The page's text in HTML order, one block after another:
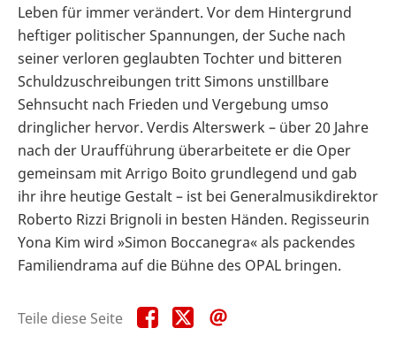
Leben für immer verändert. Vor dem Hintergrund
heftiger politischer Spannungen, der Suche nach
seiner verloren geglaubten Tochter und bitteren
Schuldzuschreibungen tritt Simons unstillbare
Sehnsucht nach Frieden und Vergebung umso
dringlicher hervor. Verdis Alterswerk – über 20 Jahre
nach der Uraufführung überarbeitete er die Oper
gemeinsam mit Arrigo Boito grundlegend und gab
ihr ihre heutige Gestalt – ist bei Generalmusikdirektor
Roberto Rizzi Brignoli in besten Händen. Regisseurin
Yona Kim wird »Simon Boccanegra« als packendes
Familiendrama auf die Bühne des OPAL bringen.
Teile diese Seite Teile
diese
Teile
diese